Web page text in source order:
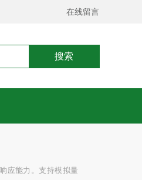
在线留言
搜索
应能力。支持模拟量